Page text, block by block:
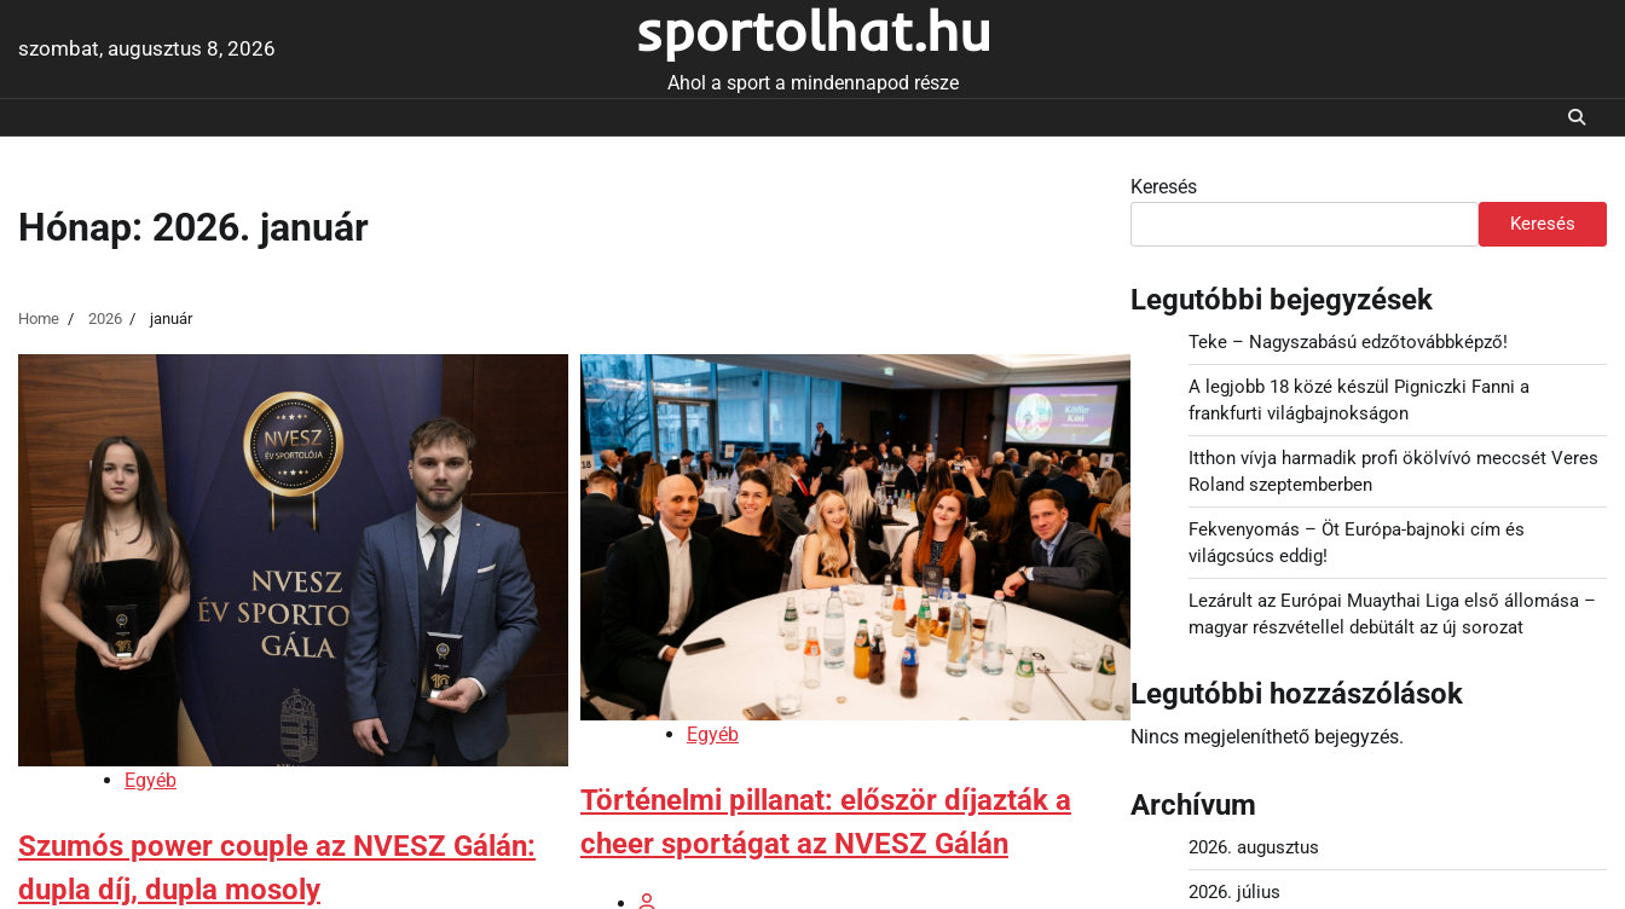
szombat, augusztus 8, 2026 sportolhat.hu
Ahol a sport a mindennapod része
Hónap: 2026. január
Home 2026 január
Egyéb
Szumós power couple az NVESZ Gálán:
dupla díj, dupla mosoly
Egyéb
Történelmi pillanat: először díjazták a
cheer sportágat az NVESZ Gálán
Keresés
Keresés
Legutóbbi bejegyzések
Teke – Nagyszabású edzőtovábbképző!
A legjobb 18 közé készül Pigniczki Fanni a
frankfurti világbajnokságon
Itthon vívja harmadik profi ökölvívó meccsét Veres
Roland szeptemberben
Fekvenyomás – Öt Európa-bajnoki cím és
világcsúcs eddig!
Lezárult az Európai Muaythai Liga első állomása –
magyar részvétellel debütált az új sorozat
Legutóbbi hozzászólások
Nincs megjeleníthető bejegyzés.
Archívum
2026. augusztus
2026. július